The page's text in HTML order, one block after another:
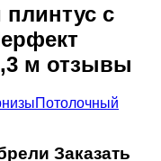
с
м отзывы
Потолочный
Заказать